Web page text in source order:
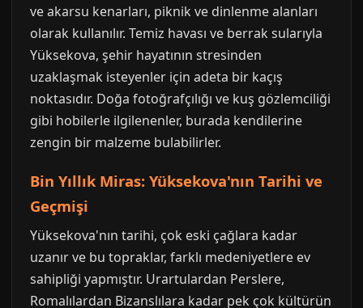
ve akarsu kenarları, piknik ve dinlenme alanları
olarak kullanılır. Temiz havası ve berrak sularıyla
Yüksekova, şehir hayatının stresinden
uzaklaşmak isteyenler için adeta bir kaçış
noktasıdır. Doğa fotoğrafçılığı ve kuş gözlemciliği
gibi hobilerle ilgilenenler, burada kendilerine
zengin bir malzeme bulabilirler.
Bin Yıllık Miras: Yüksekova'nın Tarihi ve
Geçmişi
Yüksekova'nın tarihi, çok eski çağlara kadar
uzanır ve bu topraklar, farklı medeniyetlere ev
sahipliği yapmıştır. Urartulardan Perslere,
Romalılardan Bizanslılara kadar pek çok kültürün